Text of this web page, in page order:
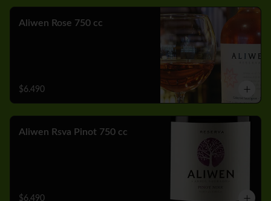
Aliwen Rose 750 cc
$6.490
Aliwen Rsva Pinot 750 cc
$6.490